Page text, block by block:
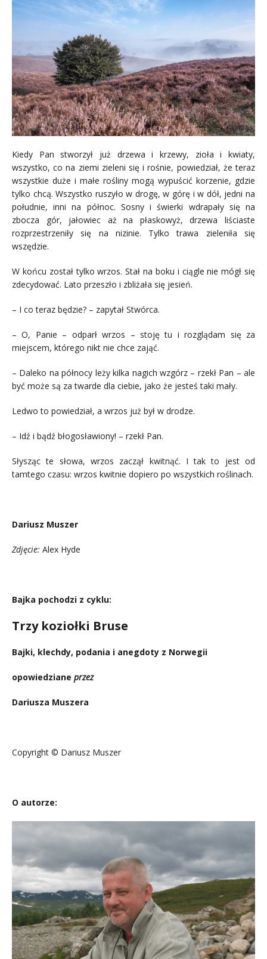
Kiedy Pan stworzył już drzewa i krzewy, zioła i kwiaty,
wszystko, co na ziemi zieleni się i rośnie, powiedział, że teraz
wszystkie duże i małe rośliny mogą wypuścić korzenie, gdzie
tylko chcą. Wszystko ruszyło w drogę, w górę i w dół, jedni na
południe, inni na północ. Sosny i świerki wdrapały się na
zbocza gór, jałowiec aż na płaskowyż, drzewa liściaste
rozprzestrzeniły się na nizinie. Tylko trawa zieleniła się
wszędzie.
W końcu został tylko wrzos. Stał na boku i ciągle nie mógł się
zdecydować. Lato przeszło i zbliżała się jesień.
– I co teraz będzie? – zapytał Stwórca.
– O, Panie – odparł wrzos – stoję tu i rozglądam się za
miejscem, którego nikt nie chce zająć.
– Daleko na północy leży kilka nagich wzgórz – rzekł Pan – ale
być może są za twarde dla ciebie, jako że jesteś taki mały.
Ledwo to powiedział, a wrzos już był w drodze.
– Idź i bądź błogosławiony! – rzekł Pan.
Słysząc te słowa, wrzos zaczął kwitnąć. I tak to jest od
tamtego czasu: wrzos kwitnie dopiero po wszystkich roślinach.
Dariusz Muszer
Zdjęcie: Alex Hyde
Bajka pochodzi z cyklu:
Trzy koziołki Bruse
Bajki, klechdy, podania i anegdoty z Norwegii
opowiedziane przez
Dariusza Muszera
Copyright © Dariusz Muszer
O autorze: